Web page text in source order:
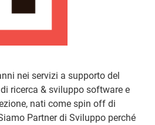
nei servizi a supporto del
ricerca & sviluppo software e
nati come spin off di
Partner di Sviluppo perché